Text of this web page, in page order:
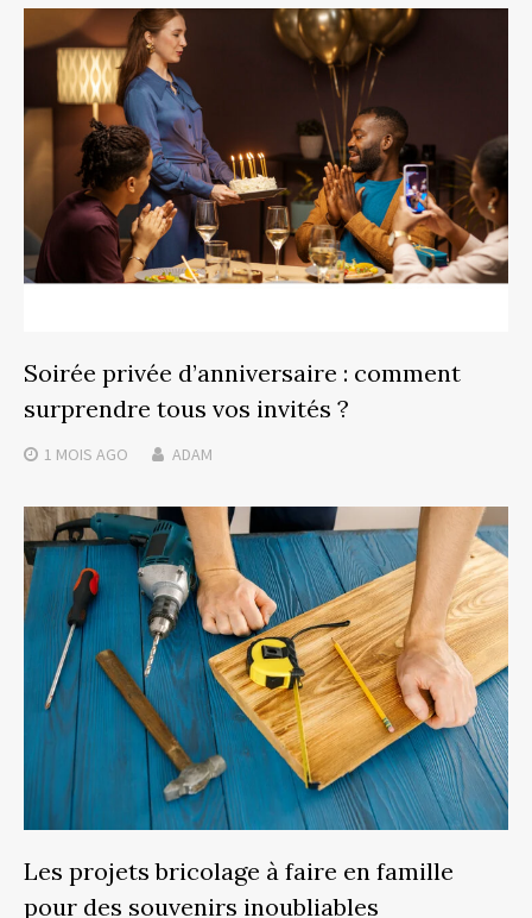
Soirée privée d’anniversaire : comment
surprendre tous vos invités ?
1 MOIS AGO ADAM
Les projets bricolage à faire en famille
pour des souvenirs inoubliables